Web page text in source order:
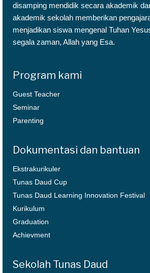
disamping mendidik secara akademik
akademik sekolah memberikan
menjadikan siswa mengenal Tuhan
segala zaman, Allah yang Esa.
Program kami
Guest Teacher
Seminar
Parenting
Dokumentasi dan bantuan
Ekstrakurikuler
Tunas Daud Cup
Tunas Daud Learning Innovation Festival
Kurikulum
Graduation
Achievment
Sekolah Tunas Daud